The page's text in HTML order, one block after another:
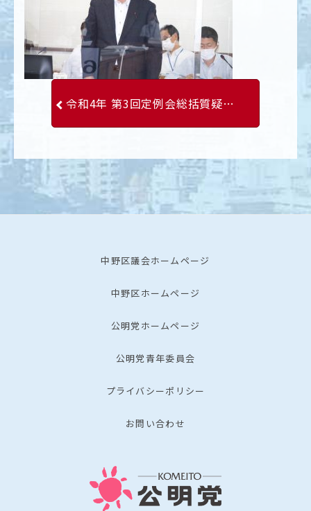
令和4年 第3回定例会総括質疑 南かつひこ
中野区議会ホームページ
中野区ホームページ
公明党ホームページ
公明党青年委員会
プライバシーポリシー
お問い合わせ